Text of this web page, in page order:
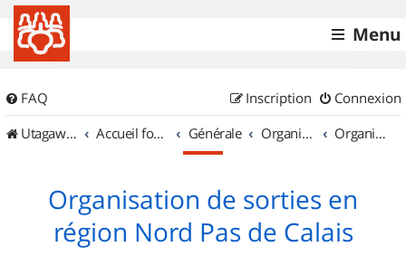
Menu
FAQ Connexion
Inscription
UtagawaVTT (Randos VTT et VTTAE avec traces GPS)
Accueil forum Générale Organisation de sorties & Recherche de partenaires Organisation de sorties en région Nord Pas de Calais
Organisation de sorties en
région Nord Pas de Calais